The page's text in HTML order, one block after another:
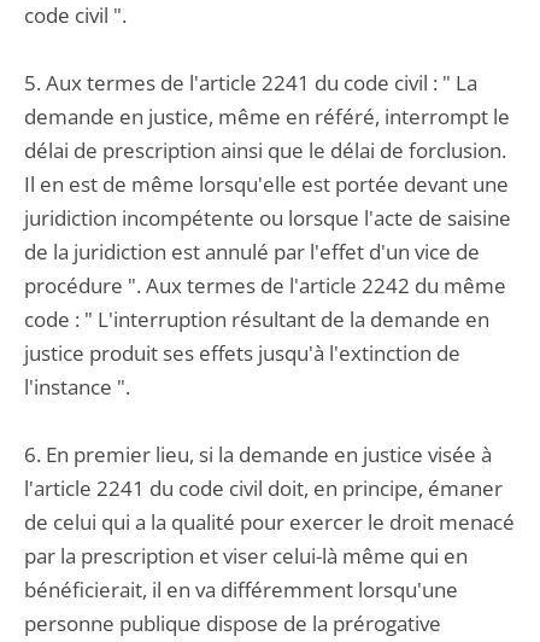
code civil ".
5. Aux termes de l'article 2241 du code civil : " La
demande en justice, même en référé, interrompt le
délai de prescription ainsi que le délai de forclusion.
Il en est de même lorsqu'elle est portée devant une
juridiction incompétente ou lorsque l'acte de saisine
de la juridiction est annulé par l'effet d'un vice de
procédure ". Aux termes de l'article 2242 du même
code : " L'interruption résultant de la demande en
justice produit ses effets jusqu'à l'extinction de
l'instance ".
6. En premier lieu, si la demande en justice visée à
l'article 2241 du code civil doit, en principe, émaner
de celui qui a la qualité pour exercer le droit menacé
par la prescription et viser celui-là même qui en
bénéficierait, il en va différemment lorsqu'une
personne publique dispose de la prérogative